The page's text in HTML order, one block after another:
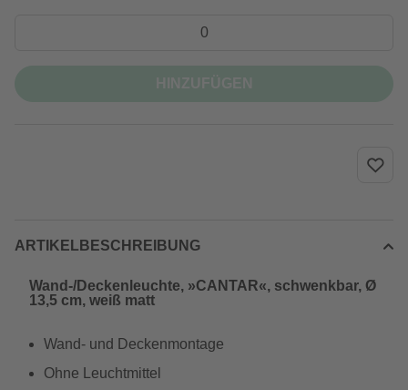
ARTIKELBESCHREIBUNG
Wand-/Deckenleuchte, »CANTAR«, schwenkbar, Ø
13,5 cm, weiß matt
Wand- und Deckenmontage
Ohne Leuchtmittel